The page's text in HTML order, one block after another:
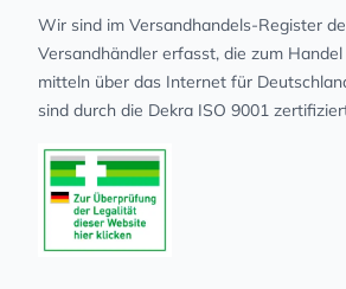
Wir sind im Versandhandels-Register
Versandhändler erfasst, die zum
mit­teln über das Internet für
sind durch die Dekra ISO 9001